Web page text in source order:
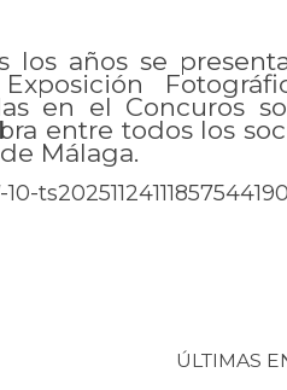
los años se
en el Concuros
entre todos los
Málaga.
ÚLTIMAS